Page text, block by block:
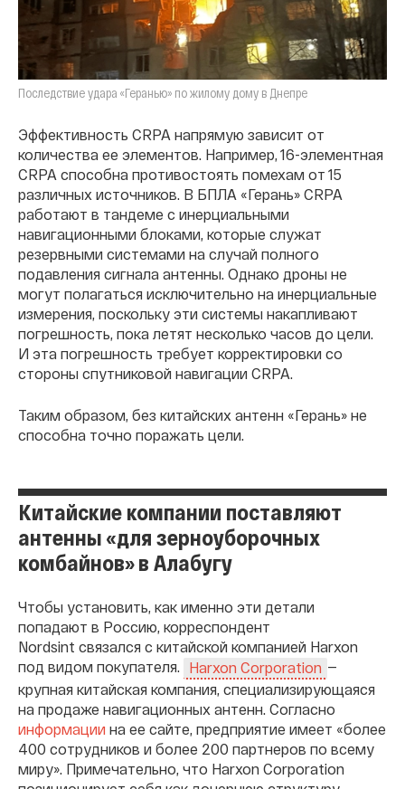
Последствие удара «Геранью» по жилому дому в Днепре
Эффективность CRPA напрямую зависит от
количества ее элементов. Например, 16-элементная
CRPA способна противостоять помехам от 15
различных источников. В БПЛА «Герань» CRPA
работают в тандеме с инерциальными
навигационными блоками, которые служат
резервными системами на случай полного
подавления сигнала антенны. Однако дроны не
могут полагаться исключительно на инерциальные
измерения, поскольку эти системы накапливают
погрешность, пока летят несколько часов до цели.
И эта погрешность требует корректировки со
стороны спутниковой навигации CRPA.
Таким образом, без китайских антенн «Герань» не
способна точно поражать цели.
Китайские компании поставляют
антенны «для зерноуборочных
комбайнов» в Алабугу
Чтобы установить, как именно эти детали
попадают в Россию, корреспондент
Nordsint связался с китайской компанией Harxon
под видом покупателя.
Harxon Corporation —
крупная китайская компания, специализирующаяся
на продаже навигационных антенн. Согласно
информации на ее сайте, предприятие имеет «более
400 сотрудников и более 200 партнеров по всему
миру». Примечательно, что Harxon Corporation